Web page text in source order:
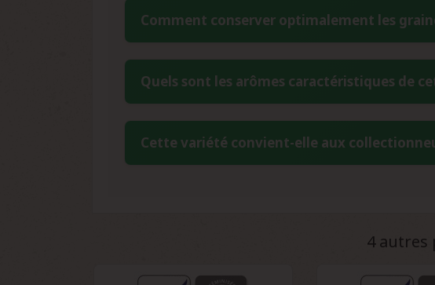
une génétique Haze est rendue possible grâce à
Comment conserver optimalement les
d'humidité inférieur à 9%. Utilisez des contenants
Quels sont les arômes caractéristiques de
cèdre et d'agrumes frais. On retrouve également
Cette variété convient-elle aux
relativement tolérante, idéale pour s'initier aux4 autres